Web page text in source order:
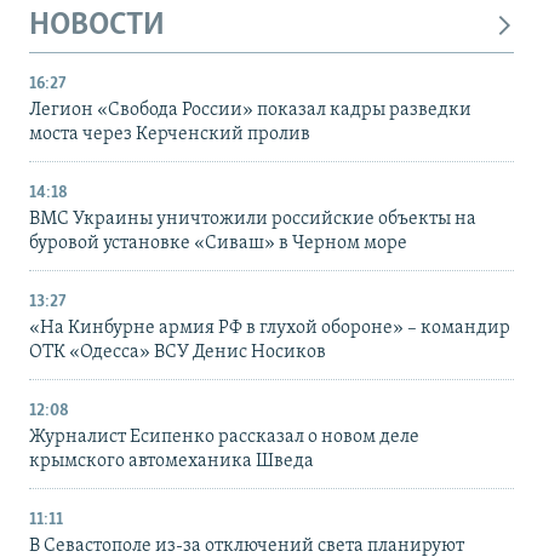
НОВОСТИ
16:27
Легион «Свобода России» показал кадры разведки
моста через Керченский пролив
14:18
ВМС Украины уничтожили российские объекты на
буровой установке «Сиваш» в Черном море
13:27
«На Кинбурне армия РФ в глухой обороне» – командир
ОТК «Одесса» ВСУ Денис Носиков
12:08
Журналист Есипенко рассказал о новом деле
крымского автомеханика Шведа
11:11
В Севастополе из-за отключений света планируют